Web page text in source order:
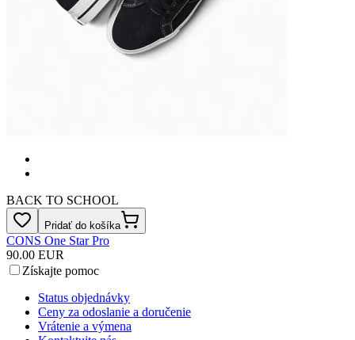
BACK TO SCHOOL
Pridať do košíka
CONS One Star Pro
90.00 EUR
Získajte pomoc
Status objednávky
Ceny za odoslanie a doručenie
Vrátenie a výmena